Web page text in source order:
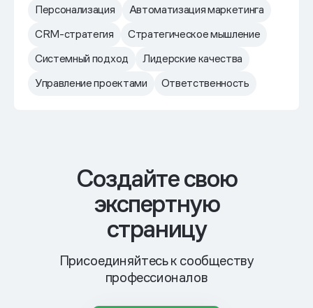
Персонализация
Автоматизация маркетинга
CRM-стратегия
Стратегическое мышление
Системный подход
Лидерские качества
Управление проектами
Ответственность
Cоздайте свою
экспертную
страницу
Присоединяйтесь к сообществу
профессионалов